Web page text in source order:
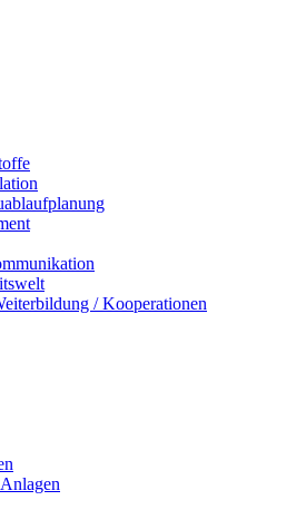
/ Kooperationen